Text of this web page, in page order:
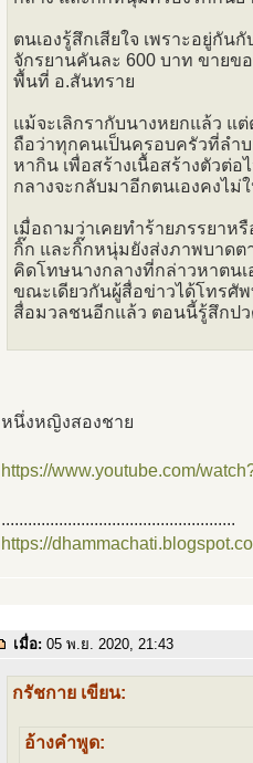
ตนเองรู้สึกเสียใจ เพราะอยู่กัน
จักรยานคันละ 600 บาท ขายข
พื้นที่ อ.สันทราย
แม้จะเลิกรากับนางหยกแล้ว แ
ถือว่าทุกคนเป็นครอบครัวที่ลำ
หากิน เพื่อสร้างเนื้อสร้างตัวต่
กลางจะกลับมาอีกตนเองคงไม่
เมื่อถามว่าเคยทำร้ายภรรยา
กิ๊ก และกิ๊กหนุ่มยังส่งภาพบาดต
คิดโทษนางกลางที่กล่าวหาตนเ
ขณะเดียวกันผู้สื่อข่าวได้โทรศั
สื่อมวลชนอีกแล้ว ตอนนี้รู้สึกป
หนึ่งหญิงสองชาย
https://www.youtube.com/
.....................................................
https://
เมื่อ: 05 พ.ย. 2020, 21:43
กรัชกาย เขียน:
อ้างคำพูด: